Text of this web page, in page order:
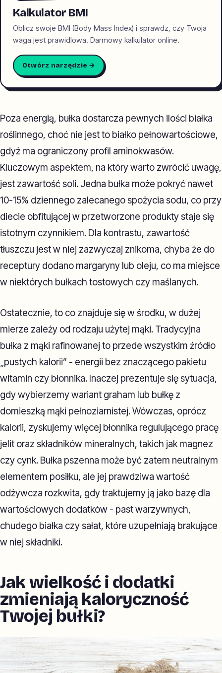
Kalkulator BMI
Oblicz swoje BMI (Body Mass Index) i sprawdz, czy Twoja
waga jest prawidlowa. Darmowy kalkulator online.
Otwórz narzędzie →
Poza energią, bułka dostarcza pewnych ilości białka
roślinnego, choć nie jest to białko pełnowartościowe,
gdyż ma ograniczony profil aminokwasów.
Kluczowym aspektem, na który warto zwrócić uwagę,
jest zawartość soli. Jedna bułka może pokryć nawet
10-15% dziennego zalecanego spożycia sodu, co przy
diecie obfitującej w przetworzone produkty staje się
istotnym czynnikiem. Dla kontrastu, zawartość
tłuszczu jest w niej zazwyczaj znikoma, chyba że do
receptury dodano margaryny lub oleju, co ma miejsce
w niektórych bułkach tostowych czy maślanych.
Ostatecznie, to co znajduje się w środku, w dużej
mierze zależy od rodzaju użytej mąki. Tradycyjna
bułka z mąki rafinowanej to przede wszystkim źródło
„pustych kalorii” - energii bez znaczącego pakietu
witamin czy błonnika. Inaczej prezentuje się sytuacja,
gdy wybierzemy wariant graham lub bułkę z
domieszką mąki pełnoziarnistej. Wówczas, oprócz
kalorii, zyskujemy więcej błonnika regulującego pracę
jelit oraz składników mineralnych, takich jak magnez
czy cynk. Bułka pszenna może być zatem neutralnym
elementem posiłku, ale jej prawdziwa wartość
odżywcza rozkwita, gdy traktujemy ją jako bazę dla
wartościowych dodatków - past warzywnych,
chudego białka czy sałat, które uzupełniają brakujące
w niej składniki.
Jak wielkość i dodatki
zmieniają kaloryczność
Twojej bułki?